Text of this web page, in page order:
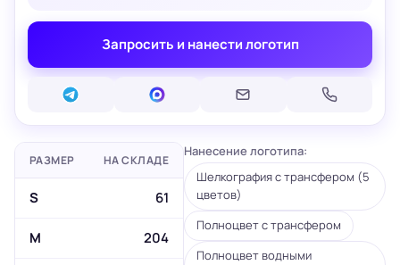
Запросить и нанести логотип
РАЗМЕР НА СКЛАДЕ
S 61
M 204
Нанесение логотипа:
Шелкография с трансфером (5
цветов)
Полноцвет с трансфером
Полноцвет водными